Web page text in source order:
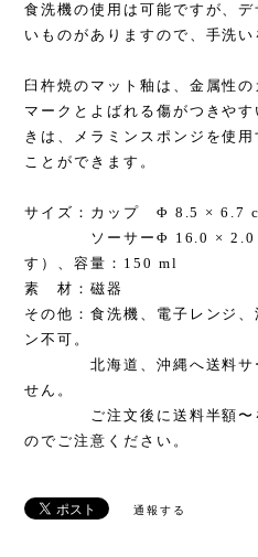
食洗機の使用は可能ですが、
いものがありますので、手洗い
臼杵焼のマット釉は、金属性
マークとよばれる傷がつきや
きは、メラミンスポンジを使
ことができます。
サイズ：カップ Φ 8.5 × 6.7
ソーサーΦ 16.0 × 2.0 cm
す）、容量：150 ml
素 材：磁器
その他：食洗機、電子レンジ
ン不可。
北海道、沖縄へ送料サー
せん。
ご注文後に送料半額〜を
のでご注意ください。
通報する